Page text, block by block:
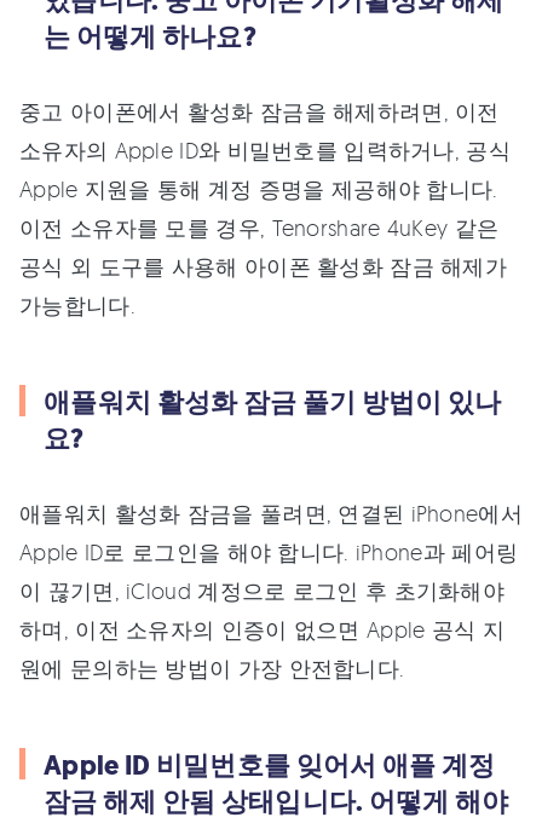
는 어떻게 하나요?
중고 아이폰에서 활성화 잠금을 해제하려면, 이전
소유자의 Apple ID와 비밀번호를 입력하거나, 공식
Apple 지원을 통해 계정 증명을 제공해야 합니다.
이전 소유자를 모를 경우, Tenorshare 4uKey 같은
공식 외 도구를 사용해 아이폰 활성화 잠금 해제가
가능합니다.
애플워치 활성화 잠금 풀기 방법이 있나
요?
애플워치 활성화 잠금을 풀려면, 연결된 iPhone에서
Apple ID로 로그인을 해야 합니다. iPhone과 페어링
이 끊기면, iCloud 계정으로 로그인 후 초기화해야
하며, 이전 소유자의 인증이 없으면 Apple 공식 지
원에 문의하는 방법이 가장 안전합니다.
Apple ID 비밀번호를 잊어서 애플 계정
잠금 해제 안됨 상태입니다. 어떻게 해야